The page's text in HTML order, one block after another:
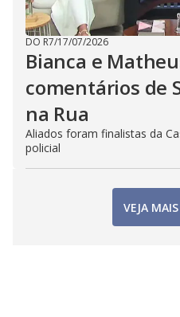
DO R7/17/07/2026
Bianca e
comentários de
na Rua
Aliados foram finalistas da
policial
VEJA